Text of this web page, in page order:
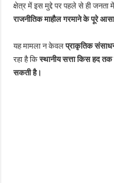
क्षेत्र में इस मुद्दे पर पहले से ही
राजनीतिक माहौल गरमाने के पूरे
यह मामला न केवलप्राकृतिक
रहा है किस्थानीय सत्ता किस हद
सकती है।